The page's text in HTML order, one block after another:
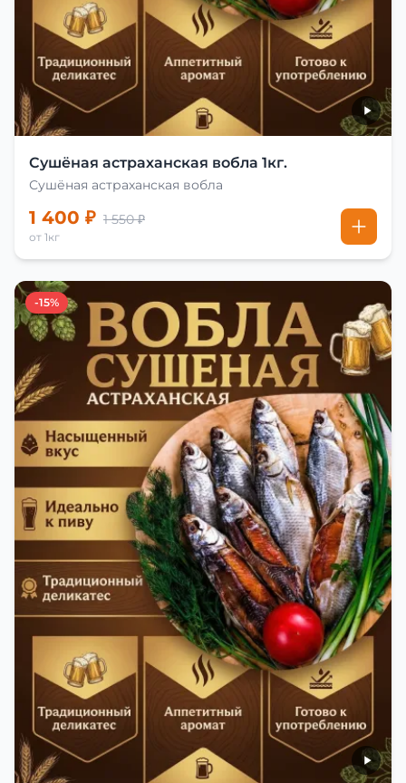
Сушёная астраханская вобла 1кг.
Сушёная астраханская вобла
1 400 ₽ 1 550 ₽
от 1кг
-15%